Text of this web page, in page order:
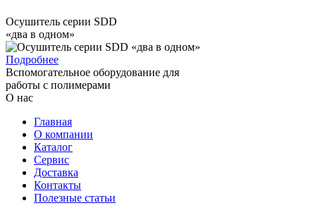
Осушитель серии SDD
«два в одном»
Подробнее
Вспомогательное оборудование для
работы с полимерами
О нас
Главная
О компании
Каталог
Сервис
Доставка
Контакты
Полезные статьи